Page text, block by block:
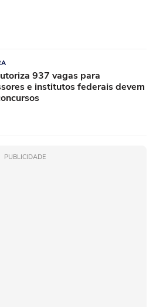
937 vagas para
e institutos federais devem
PUBLICIDADE